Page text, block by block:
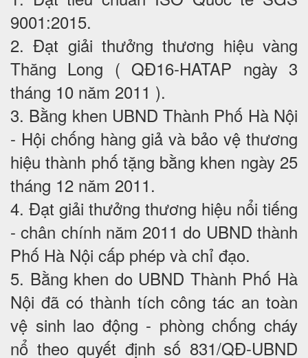
9001:2015.
2. Đạt giải thưởng thương hiệu vàng
Thăng Long ( QĐ16-HATAP ngày 3
tháng 10 năm 2011 ).
3. Bằng khen UBND Thành Phố Hà Nội
- Hội chống hàng giả và bảo vệ thương
hiệu thành phố tặng bằng khen ngày 25
tháng 12 năm 2011.
4. Đạt giải thưởng thương hiệu nổi tiếng
- chân chính năm 2011 do UBND thành
Phố Hà Nội cấp phép và chỉ đạo.
5. Bằng khen do UBND Thành Phố Hà
Nội đã có thành tích công tác an toàn
vệ sinh lao động - phòng chống cháy
nổ theo quyết định số 831/QĐ-UBND